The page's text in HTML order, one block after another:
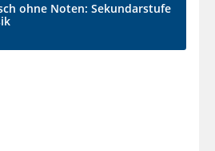
ohne Noten: Sekundarstufe